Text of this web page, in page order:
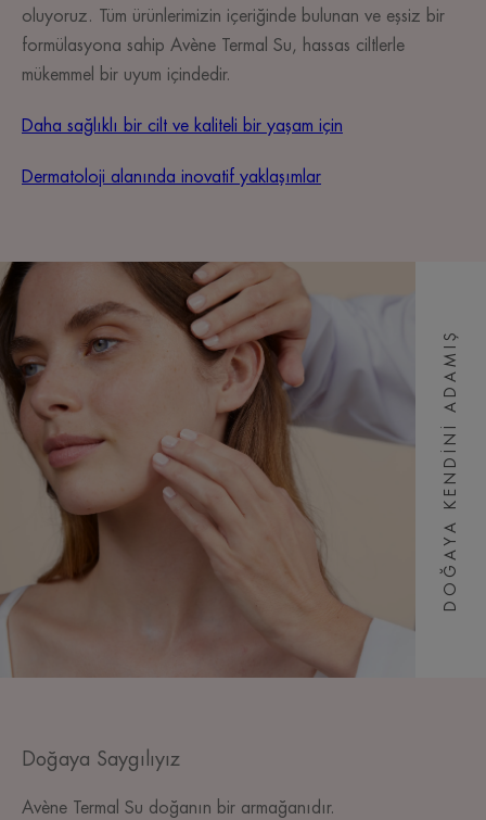
oluyoruz. Tüm ürünlerimizin içeriğinde bulunan ve eşsiz bir
formülasyona sahip Avène Termal Su, hassas ciltlerle
mükemmel bir uyum içindedir.
Daha sağlıklı bir cilt ve kaliteli bir yaşam için
Dermatoloji alanında inovatif yaklaşımlar
Doğaya Saygılıyız
Avène Termal Su doğanın bir armağanıdır.
DOĞAYA KENDINI ADAMIŞ